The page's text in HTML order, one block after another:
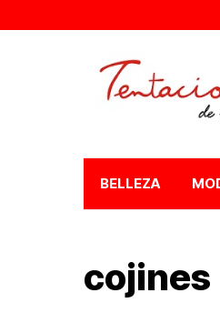
BELLEZA
cojines